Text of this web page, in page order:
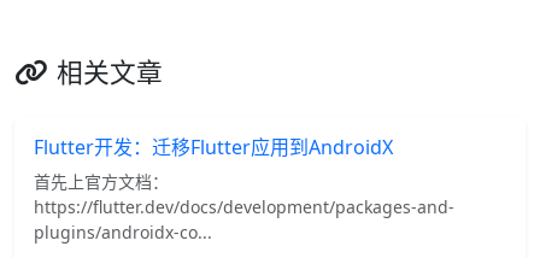
相关文章
Flutter开发：迁移Flutter应用到AndroidX
首先上官方文档：
https://flutter.dev/docs/development/packages-and-
plugins/androidx-co...